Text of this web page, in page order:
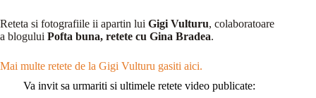
Reteta si fotografiile ii apartin lui Gigi Vulturu, colaboratoare
a blogului Pofta buna, retete cu Gina Bradea.
Mai multe retete de la Gigi Vulturu gasiti aici.
Va invit sa urmariti si ultimele retete video publicate: